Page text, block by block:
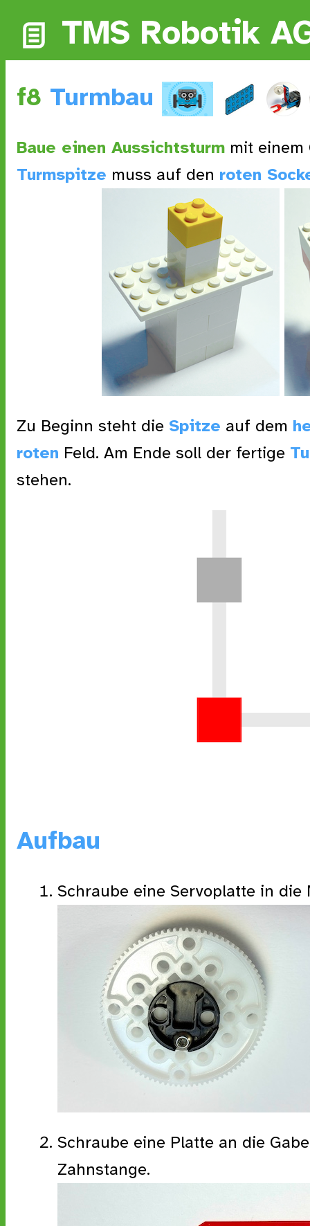
TMS Robotik
f8 Turmbau
Baue einen Aussichtsturm mit
Turmspitze muss auf den roten
Zu Beginn steht die Spitze auf dem
roten Feld. Am Ende soll der fertige
stehen.
Aufbau
Schraube eine Servoplatte in die
Schraube eine Platte an die
Zahnstange.